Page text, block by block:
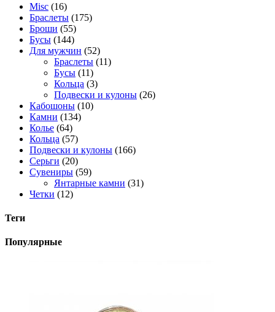
Misc (16)
Браслеты (175)
Броши (55)
Бусы (144)
Для мужчин (52)
Браслеты (11)
Бусы (11)
Кольца (3)
Подвески и кулоны (26)
Кабошоны (10)
Камни (134)
Колье (64)
Кольца (57)
Подвески и кулоны (166)
Серьги (20)
Сувениры (59)
Янтарные камни (31)
Четки (12)
Теги
Популярные